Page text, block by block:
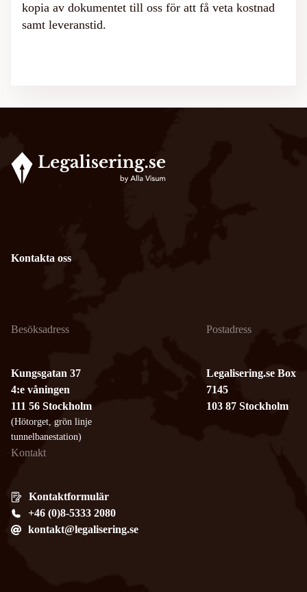
kopia av dokumentet till oss för att få veta kostnad
samt leveranstid.
Kontakta oss
Besöksadress
Kungsgatan 37
4:e våningen
111 56 Stockholm
(Hötorget, grön linje
tunnelbanestation)
Postadress
Legalisering.se Box
7145
103 87 Stockholm
Kontakt
Kontaktformulär
+46 (0)8-5333 2080
kontakt@legalisering.se